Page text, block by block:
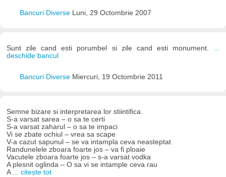
Bancuri Diverse Luni, 29 Octombrie 2007
Sunt zile cand esti porumbel si zile cand esti monument.
deschide bancul
Bancuri Diverse Miercuri, 19 Octombrie 2011
Semne bizare si interpretarea lor stiintifica.
S-a varsat sarea – o sa te certi
S-a varsat zaharul – o sa te impaci
Vi se zbate ochiul – vrea sa scape
V-a cazut sapunul – se va intampla ceva neasteptat
Randunelele zboara foarte jos – va fi ploaie
Vacutele zboara foarte jos – s-a varsat vodka
A plesnit oglinda – O sa vi se intample ceva rau
A ... citește tot